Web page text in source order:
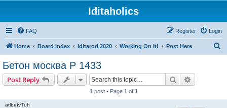
Iditaholics
FAQ Login
Register
Home Board index Iditarod 2020 Working On It! Post Here
Бетон москва Р 1433
Post Reply Search
1 post • Page 1 of 1
atlbetvTuh